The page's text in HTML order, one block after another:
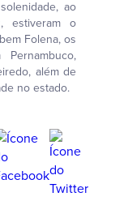
ao
estiveram o
Folena, os
além de
no estado.